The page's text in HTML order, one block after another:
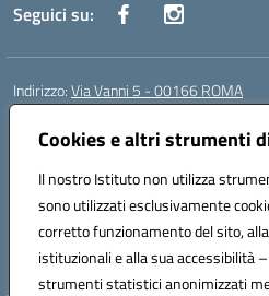
Cookies e altri strumenti
Il nostro Istituto non utilizza
sono utilizzati esclusivamente
corretto funzionamento del sito,
istituzionali e alla sua accessibilità
strumenti statistici anonimizzati
Seguici su:
Indirizzo:Via Vanni 5 - 00166 ROMA
Centralino:
Posta elettronica certificata (PEC):
Codice fiscale: 97197050582
Codice meccanografico:RMIC86500P
Codice Indice delle Pubbliche
Codice unico di fatturazione (CUF):